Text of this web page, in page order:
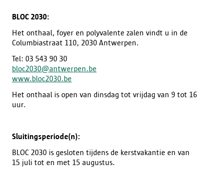
BLOC 2030:
Het onthaal, foyer en polyvalente zalen vindt u in de
Columbiastraat 110, 2030 Antwerpen.
Tel: 03 543 90 30
bloc2030@antwerpen.be
www.bloc2030.be
Het onthaal is open van dinsdag tot vrijdag van 9 tot 16
uur.
Sluitingsperiode(n):
BLOC 2030 is gesloten tijdens de kerstvakantie en van
15 juli tot en met 15 augustus.